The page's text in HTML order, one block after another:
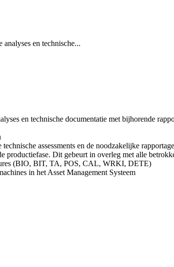
en technische...
en technische documentatie met bijhorende
assessments en de noodzakelijke
productiefase. Dit gebeurt in overleg met alle
(BIO, BIT, TA, POS, CAL, WRKI, DETE)
in het Asset Management Systeem